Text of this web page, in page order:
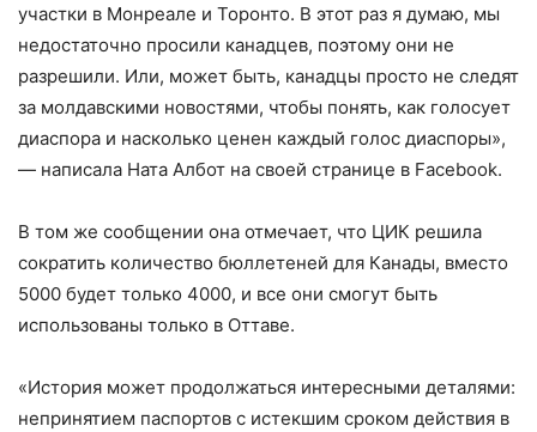
участки в Монреале и Торонто. В этот раз я думаю, мы
недостаточно просили канадцев, поэтому они не
разрешили. Или, может быть, канадцы просто не следят
за молдавскими новостями, чтобы понять, как голосует
диаспора и насколько ценен каждый голос диаспоры»,
— написала Ната Албот на своей странице в Facebook.
В том же сообщении она отмечает, что ЦИК решила
сократить количество бюллетеней для Канады, вместо
5000 будет только 4000, и все они смогут быть
использованы только в Оттаве.
«История может продолжаться интересными деталями:
непринятием паспортов с истекшим сроком действия в